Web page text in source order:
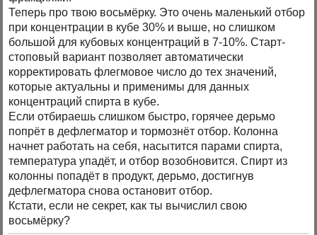
Теперь про твою восьмёрку. Это очень маленький отбор
при концентрации в кубе 30% и выше, но слишком
большой для кубовых концентраций в 7-10%. Старт-
стоповый вариант позволяет автоматически
корректировать флегмовое число до тех значений,
которые актуальны и применимы для данных
концентраций спирта в кубе.
Если отбираешь слишком быстро, горячее дерьмо
попрёт в дефлегматор и тормознёт отбор. Колонна
начнет работать на себя, насытится парами спирта,
температура упадёт, и отбор возобновится. Спирт из
колонны попадёт в продукт, дерьмо, достигнув
дефлегматора снова остановит отбор.
Кстати, если не секрет, как ты вычислил свою
восьмёрку?